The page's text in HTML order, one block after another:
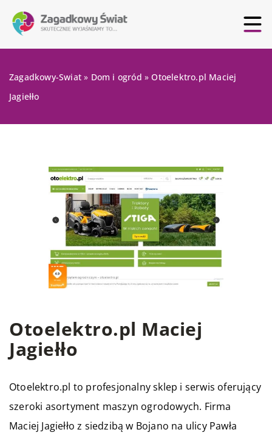
Zagadkowy-Swiat » Dom i ogród »Otoelektro.pl Maciej
Jagiełło
Otoelektro.pl Maciej
Jagiełło
Otoelektro.pl to profesjonalny sklep i serwis oferujący
szeroki asortyment maszyn ogrodowych. Firma
Maciej Jagiełło z siedzibą w Bojano na ulicy Pawła